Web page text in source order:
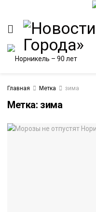
Главная Метка зима
Метка: зима